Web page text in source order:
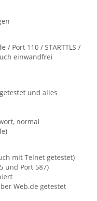
/ Port 110 / STARTTLS /
einwandfrei
und alles
normal
mit Telnet getestet)
und Port 587)
Web.de getestet